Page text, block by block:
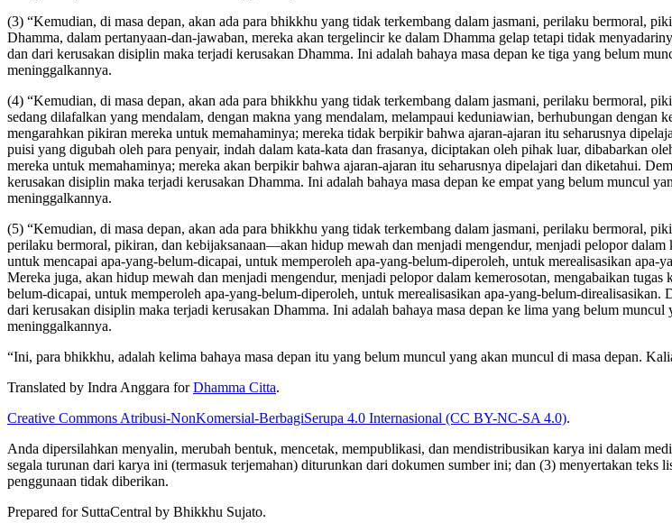
(3) “Kemudian, di masa depan, akan ada para bhikkhu yang tidak terkembang dalam jasmani, perilaku bermoral,
Dhamma, dalam pertanyaan-dan-jawaban, mereka akan tergelincir ke dalam Dhamma gelap tetapi tidak
dan dari kerusakan disiplin maka terjadi kerusakan Dhamma. Ini adalah bahaya masa depan ke tiga yang belum
meninggalkannya.
(4) “Kemudian, di masa depan, akan ada para bhikkhu yang tidak terkembang dalam jasmani, perilaku bermoral,
sedang dilafalkan yang mendalam, dengan makna yang mendalam, melampaui keduniawian, berhubungan
mengarahkan pikiran mereka untuk memahaminya; mereka tidak berpikir bahwa ajaran-ajaran itu seharusnya
puisi yang digubah oleh para penyair, indah dalam kata-kata dan frasanya, diciptakan oleh pihak luar, dibabarkan
mereka untuk memahaminya; mereka akan berpikir bahwa ajaran-ajaran itu seharusnya dipelajari dan diketahui.
kerusakan disiplin maka terjadi kerusakan Dhamma. Ini adalah bahaya masa depan ke empat yang belum muncul
meninggalkannya.
(5) “Kemudian, di masa depan, akan ada para bhikkhu yang tidak terkembang dalam jasmani, perilaku bermoral,
perilaku bermoral, pikiran, dan kebijaksanaan—akan hidup mewah dan menjadi mengendur, menjadi pelopor
untuk mencapai apa-yang-belum-dicapai, untuk memperoleh apa-yang-belum-diperoleh, untuk merealisasikan
Mereka juga, akan hidup mewah dan menjadi mengendur, menjadi pelopor dalam kemerosotan, mengabaikan
belum-dicapai, untuk memperoleh apa-yang-belum-diperoleh, untuk merealisasikan apa-yang-belum-
dari kerusakan disiplin maka terjadi kerusakan Dhamma. Ini adalah bahaya masa depan ke lima yang belum
meninggalkannya.
“Ini, para bhikkhu, adalah kelima bahaya masa depan itu yang belum muncul yang akan muncul di masa depan.
Translated by Indra Anggara forDhamma Citta.
Creative Commons Atribusi-NonKomersial-BerbagiSerupa 4.0 Internasional (CC BY-NC-SA 4.0).
Anda dipersilahkan menyalin, merubah bentuk, mencetak, mempublikasi, dan mendistribusikan karya ini dalam
segala turunan dari karya ini (termasuk terjemahan) diturunkan dari dokumen sumber ini; dan (3) menyertakan
penggunaan tidak diberikan.
Prepared for SuttaCentral by Bhikkhu Sujato.